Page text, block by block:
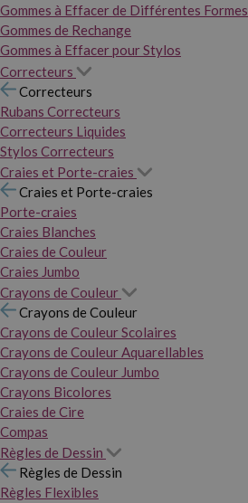
Gommes à Effacer de Différentes Formes
Gommes de Rechange
Gommes à Effacer pour Stylos
Correcteurs
Correcteurs
Rubans Correcteurs
Correcteurs Liquides
Stylos Correcteurs
Craies et Porte-craies
Craies et Porte-craies
Porte-craies
Craies Blanches
Craies de Couleur
Craies Jumbo
Crayons de Couleur
Crayons de Couleur
Crayons de Couleur Scolaires
Crayons de Couleur Aquarellables
Crayons de Couleur Jumbo
Crayons Bicolores
Craies de Cire
Compas
Règles de Dessin
Règles de Dessin
Règles Flexibles